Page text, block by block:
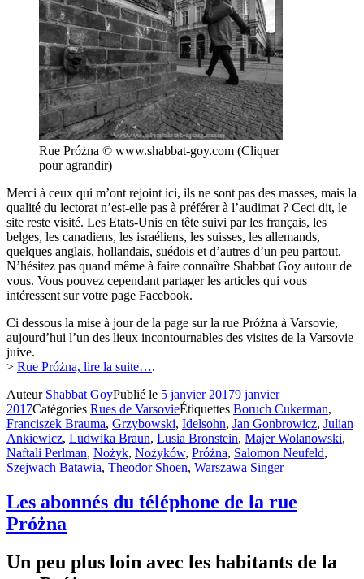
Rue Próżna © www.shabbat-goy.com (Cliquer
pour agrandir)
Merci à ceux qui m’ont rejoint ici, ils ne sont pas des masses, mais la
qualité du lectorat n’est-elle pas à préférer à l’audimat ? Ceci dit, le
site reste visité. Les Etats-Unis en tête suivi par les français, les
belges, les canadiens, les israéliens, les suisses, les allemands,
quelques anglais, hollandais, suédois et d’autres d’un peu partout.
N’hésitez pas quand même à faire connaître Shabbat Goy autour de
vous. Vous pouvez cependant partager les articles qui vous
intéressent sur votre page Facebook.
Ci dessous la mise à jour de la page sur la rue Próżna à Varsovie,
aujourd’hui l’un des lieux incontournables des visites de la Varsovie
juive.
> Rue Próżna, lire la suite….
Auteur Shabbat GoyPublié le 5 janvier 20179 janvier
2017Catégories Rues de VarsovieÉtiquettes Boruch Cukerman,
Franciszek Brauma, Grzybowski, Idelsohn, Jan Gonbrowicz, Julian
Ankiewicz, Ludwika Braun, Lusia Bronstein, Majer Wolanowski,
Naftali Perlman, Nożyk, Nożyków, Próżna, Salomon Neufeld,
Szejwach Batawia, Theodor Shoen, Warszawa Singer
Les abonnés du téléphone de la rue
Próżna
Un peu plus loin avec les habitants de la